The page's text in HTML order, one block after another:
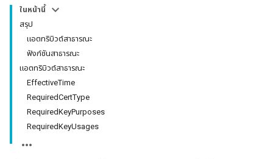
ในหน้านี้
สรุป
แอตทริบิวต์สาธารณะ
ฟังก์ชันสาธารณะ
แอตทริบิวต์สาธารณะ
EffectiveTime
RequiredCertType
RequiredKeyPurposes
RequiredKeyUsages